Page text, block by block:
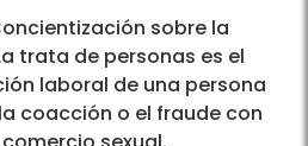
sobre la
trata de personas es el
laboral de una persona
coacción o el fraude con